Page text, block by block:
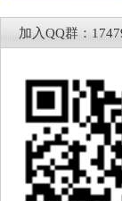
加入QQ群：